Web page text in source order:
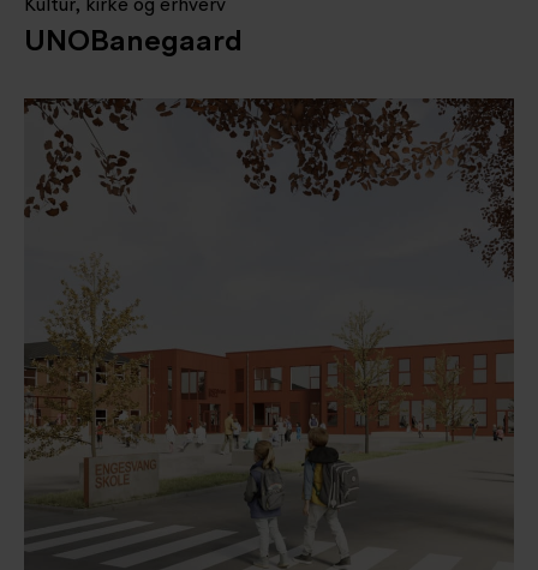
Kultur, kirke og erhverv
UNOBanegaard